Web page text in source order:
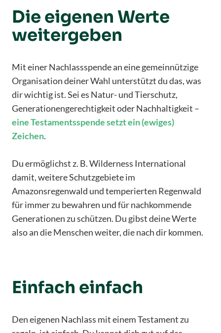
Die eigenen Werte
weitergeben
Mit einer Nachlassspende an eine gemeinnützige
Organisation deiner Wahl unterstützt du das, was
dir wichtig ist. Sei es Natur- und Tierschutz,
Generationengerechtigkeit oder Nachhaltigkeit –
eine Testamentsspende setzt ein (ewiges)
Zeichen.
Du ermöglichst z. B. Wilderness International
damit, weitere Schutzgebiete im
Amazonsregenwald und temperierten Regenwald
für immer zu bewahren und für nachkommende
Generationen zu schützen. Du gibst deine Werte
also an die Menschen weiter, die nach dir kommen.
Einfach einfach
Den eigenen Nachlass mit einem Testament zu